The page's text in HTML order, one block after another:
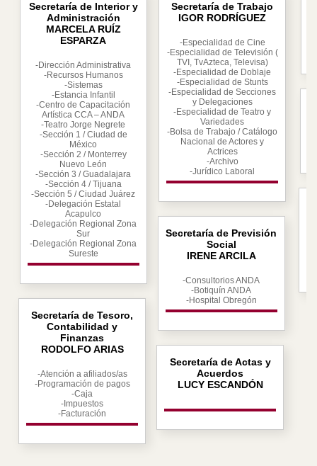
Secretaría de Interior y
Administración
MARCELA RUÍZ
ESPARZA
-Dirección Administrativa
-Recursos Humanos
-Sistemas
-Estancia Infantil
-Centro de Capacitación
Artística CCA – ANDA
-Teatro Jorge Negrete
-Sección 1 / Ciudad de
México
-Sección 2 / Monterrey
Nuevo León
-Sección 3 / Guadalajara
-Sección 4 / Tijuana
-Sección 5 / Ciudad Juárez
-Delegación Estatal
Acapulco
-Delegación Regional Zona
Sur
-Delegación Regional Zona
Sureste
Secretaría de Tesoro,
Contabilidad y
Finanzas
RODOLFO ARIAS
-Atención a afiliados/as
-Programación de pagos
-Caja
-Impuestos
-Facturación
Secretaría de Trabajo
IGOR RODRÍGUEZ
-Especialidad de Cine
-Especialidad de Televisión (
TVI, TvAzteca, Televisa)
-Especialidad de Doblaje
-Especialidad de Stunts
-Especialidad de Secciones
y Delegaciones
-Especialidad de Teatro y
Variedades
-Bolsa de Trabajo / Catálogo
Nacional de Actores y
Actrices
-Archivo
-Jurídico Laboral
Secretaría de Previsión
Social
IRENE ARCILA
-Consultorios ANDA
-Botiquín ANDA
-Hospital Obregón
Secretaría de Actas y
Acuerdos
LUCY ESCANDÓN